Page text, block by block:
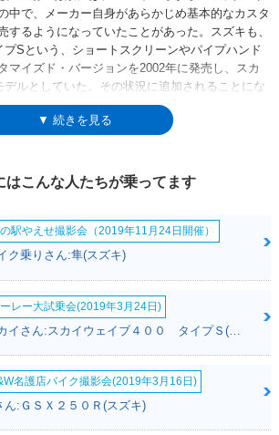
中で、メーカー自身があらかじめ基本的なカスタ
するようになっていたことがあった。スズキも、
プSという、ショートスクリーンやパイプハンド
マイズド・バージョンを2002年に発売し、スカ
デルとしていた。その状況に追加されることにな
は、そのカスタム度合いを、さらに進行させた
ーンは短くなるどころか無くなってしまい、ボデ
ながら、スカイウェイブ250SSでは太い「インチ
キーを近づけるとシャッターが開く（離れると閉
タイプ。2008年のモデルチェンジでエンジンは
ルインジェクションを採用した。2014年モデルま
出ガス規制に適合することなく、2017年にライ
▼ 続きを見る
はこんな人たちが乗ってます
駅やえせ撮影会（2019年11月24日開催）
ク乗りさん:隼(スズキ)
レー大試乗会(2019年3月24日)
名護店バイク撮影会(2019年3月16日)
ん:ＧＳＸ２５０Ｒ(スズキ)